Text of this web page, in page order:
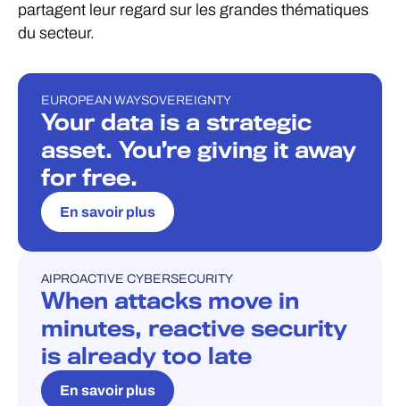
partagent leur regard sur les grandes thématiques
du secteur.
BLOG
EUROPEAN WAYSOVEREIGNTY
Your data is a strategic
asset. You’re giving it away
for free.
En savoir plus
BLOG
AIPROACTIVE CYBERSECURITY
When attacks move in
minutes, reactive security
is already too late
En savoir plus